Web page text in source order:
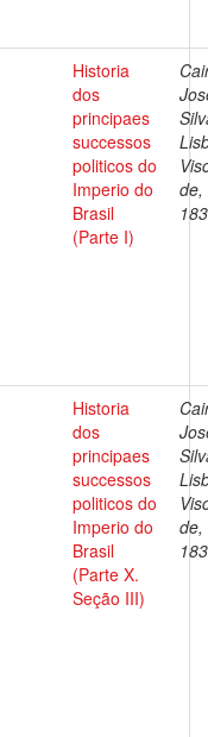
Historia
dos
principaes
successos
politicos do
Imperio do
Brasil
(Parte I)
de,
Historia
dos
principaes
successos
politicos do
Imperio do
Brasil
(Parte X.
Seção III)
de,